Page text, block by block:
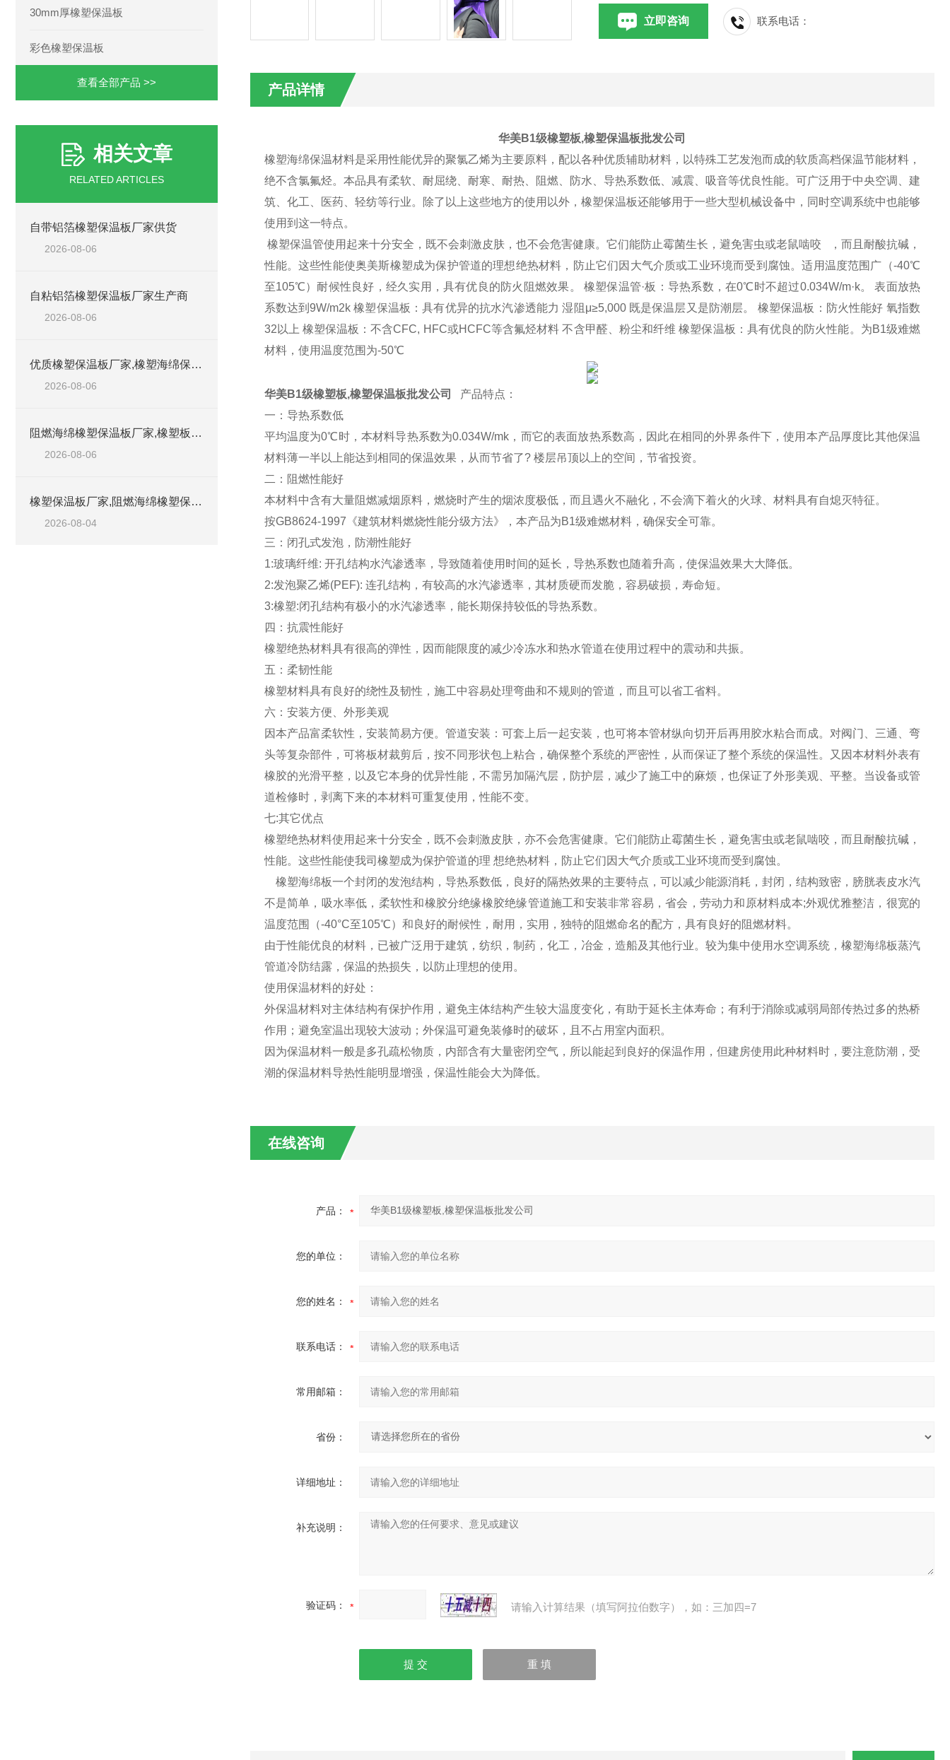
30mm厚橡塑保温板
彩色橡塑保温板
查看全部产品 >>
相关文章
RELATED ARTICLES
自带铝箔橡塑保温板厂家供货
2026-08-06
自粘铝箔橡塑保温板厂家生产商
2026-08-06
优质橡塑保温板厂家,橡塑海绵保温材料供货商
2026-08-06
阻燃海绵橡塑保温板厂家,橡塑板厂家销售点
2026-08-06
橡塑保温板厂家,阻燃海绵橡塑保温板厂家出售
2026-08-04
立即咨询 联系电话：
产品详情
华美B1级橡塑板,橡塑保温板批发公司
橡塑海绵保温材料是采用性能优异的聚氯乙烯为主要原料，配以各种优质辅助材料，以特殊工艺发泡而成的软质高档保温节能材料，
绝不含氯氟烃。本品具有柔软、耐屈绕、耐寒、耐热、阻燃、防水、导热系数低、减震、吸音等优良性能。可广泛用于中央空调、建
筑、化工、医药、轻纺等行业。除了以上这些地方的使用以外，橡塑保温板还能够用于一些大型机械设备中，同时空调系统中也能够
使用到这一特点。
橡塑保温管使用起来十分安全，既不会刺激皮肤，也不会危害健康。它们能防止霉菌生长，避免害虫或老鼠啮咬 ，而且耐酸抗碱，
性能。这些性能使奥美斯橡塑成为保护管道的理想绝热材料，防止它们因大气介质或工业环境而受到腐蚀。适用温度范围广（-40℃
至105℃）耐候性良好，经久实用，具有优良的防火阻燃效果。 橡塑保温管·板：导热系数，在0℃时不超过0.034W/m·k。 表面放热
系数达到9W/m2k 橡塑保温板：具有优异的抗水汽渗透能力 湿阻μ≥5,000 既是保温层又是防潮层。 橡塑保温板：防火性能好 氧指数
32以上 橡塑保温板：不含CFC, HFC或HCFC等含氟烃材料 不含甲醛、粉尘和纤维 橡塑保温板：具有优良的防火性能。为B1级难燃
材料，使用温度范围为-50℃
华美B1级橡塑板,橡塑保温板批发公司
产品特点：
一：导热系数低
平均温度为0℃时，本材料导热系数为0.034W/mk，而它的表面放热系数高，因此在相同的外界条件下，使用本产品厚度比其他保温
材料薄一半以上能达到相同的保温效果，从而节省了? 楼层吊顶以上的空间，节省投资。
二：阻燃性能好
本材料中含有大量阻燃减烟原料，燃烧时产生的烟浓度极低，而且遇火不融化，不会滴下着火的火球、材料具有自熄灭特征。
按GB8624-1997《建筑材料燃烧性能分级方法》，本产品为B1级难燃材料，确保安全可靠。
三：闭孔式发泡，防潮性能好
1:玻璃纤维: 开孔结构水汽渗透率，导致随着使用时间的延长，导热系数也随着升高，使保温效果大大降低。
2:发泡聚乙烯(PEF): 连孔结构，有较高的水汽渗透率，其材质硬而发脆，容易破损，寿命短。
3:橡塑:闭孔结构有极小的水汽渗透率，能长期保持较低的导热系数。
四：抗震性能好
橡塑绝热材料具有很高的弹性，因而能限度的减少冷冻水和热水管道在使用过程中的震动和共振。
五：柔韧性能
橡塑材料具有良好的绕性及韧性，施工中容易处理弯曲和不规则的管道，而且可以省工省料。
六：安装方便、外形美观
因本产品富柔软性，安装简易方便。管道安装：可套上后一起安装，也可将本管材纵向切开后再用胶水粘合而成。对阀门、三通、弯
头等复杂部件，可将板材裁剪后，按不同形状包上粘合，确保整个系统的严密性，从而保证了整个系统的保温性。又因本材料外表有
橡胶的光滑平整，以及它本身的优异性能，不需另加隔汽层，防护层，减少了施工中的麻烦，也保证了外形美观、平整。当设备或管
道检修时，剥离下来的本材料可重复使用，性能不变。
七:其它优点
橡塑绝热材料使用起来十分安全，既不会刺激皮肤，亦不会危害健康。它们能防止霉菌生长，避免害虫或老鼠啮咬，而且耐酸抗碱，
性能。这些性能使我司橡塑成为保护管道的理 想绝热材料，防止它们因大气介质或工业环境而受到腐蚀。
橡塑海绵板一个封闭的发泡结构，导热系数低，良好的隔热效果的主要特点，可以减少能源消耗，封闭，结构致密，膀胱表皮水汽
不是简单，吸水率低，柔软性和橡胶分绝缘橡胶绝缘管道施工和安装非常容易，省会，劳动力和原材料成本;外观优雅整洁，很宽的
温度范围（-40°C至105℃）和良好的耐候性，耐用，实用，独特的阻燃命名的配方，具有良好的阻燃材料。
由于性能优良的材料，已被广泛用于建筑，纺织，制药，化工，冶金，造船及其他行业。较为集中使用水空调系统，橡塑海绵板蒸汽
管道冷防结露，保温的热损失，以防止理想的使用。
使用保温材料的好处：
外保温材料对主体结构有保护作用，避免主体结构产生较大温度变化，有助于延长主体寿命；有利于消除或减弱局部传热过多的热桥
作用；避免室温出现较大波动；外保温可避免装修时的破坏，且不占用室内面积。
因为保温材料一般是多孔疏松物质，内部含有大量密闭空气，所以能起到良好的保温作用，但建房使用此种材料时，要注意防潮，受
潮的保温材料导热性能明显增强，保温性能会大为降低。
在线咨询
产品：
您的单位：
您的姓名：
联系电话：
常用邮箱：
省份：
详细地址：
补充说明：
验证码： 请输入计算结果（填写阿拉伯数字），如：三加四=7